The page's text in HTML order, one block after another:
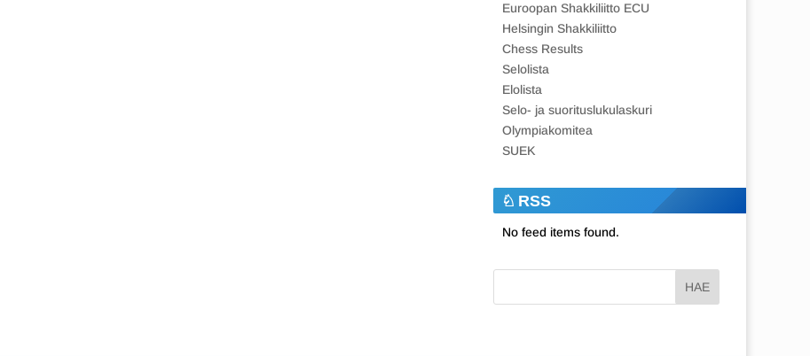
Euroopan Shakkiliitto ECU
Helsingin Shakkiliitto
Chess Results
Selolista
Elolista
Selo- ja suorituslukulaskuri
Olympiakomitea
SUEK
RSS
No feed items found.